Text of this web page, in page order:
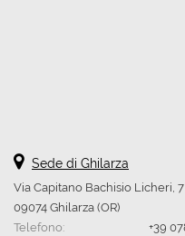
Sede di Ghilarza
Via Capitano Bachisio Licheri, 7
09074 Ghilarza (OR)
Telefono:
+39